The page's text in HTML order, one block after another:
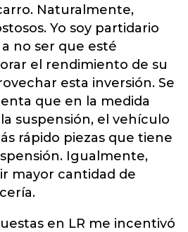
Naturalmente,
Yo soy partidario
no ser que esté
el rendimiento de su
esta inversión. Se
que en la medida
suspensión, el vehículo
rápido piezas que tiene
Igualmente,
mayor cantidad de
en LR me incentivó